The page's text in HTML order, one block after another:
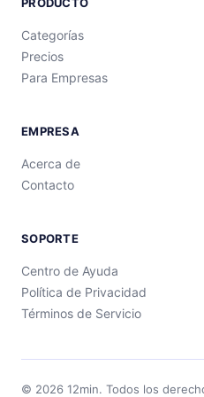
Categorías
Precios
Para Empresas
EMPRESA
Acerca de
Contacto
SOPORTE
Centro de Ayuda
Política de Privacidad
Términos de Servicio
© 2026 12min. Todos los